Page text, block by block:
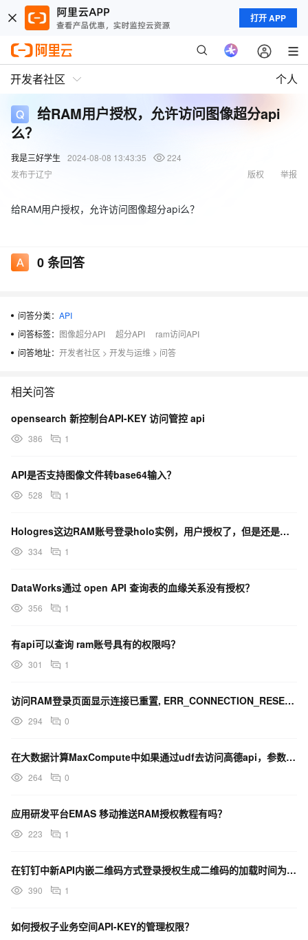
打开 APP
开发者社区 个人
给RAM用户授权，允许访问图像超分api
么？
我是三好学生 2024-08-08 13:43:35
224
发布于辽宁
举报
版权
给RAM用户授权，允许访问图像超分api么？
0条回答
问答分类： API
问答标签： 图像超分API 超分API
ram访问API
问答地址： 开发者社区 > 开发与运维 > 问答
相关问答
opensearch 新控制台API-KEY 访问管控 api
386 1
API是否支持图像文件转base64输入？
528 1
Hologres这边RAM账号登录holo实例，用户授权了，但是还是识别不到已有的数据库，怎么回事？
334 1
DataWorks通过 open API 查询表的血缘关系没有授权？
356 1
有api可以查询 ram账号具有的权限吗？
301 1
访问RAM登录页面显示连接已重置, ERR_CONNECTION_RESET错误时，如何解决？
294 0
在大数据计算MaxCompute中如果通过udf去访问高德api，参数配置页签的外部网络中如何配置？
264 0
应用研发平台EMAS 移动推送RAM授权教程有吗？
223 1
在钉钉中新API内嵌二维码方式登录授权生成二维码的加载时间为什么会这么久？
390 1
如何授权子业务空间API-KEY的管理权限？